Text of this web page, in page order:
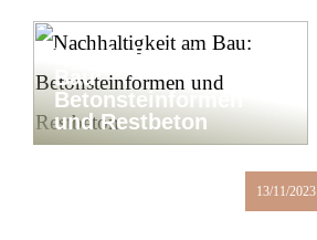
Nachhaltigkeit am
Bau:
Betonsteinformen
und Restbeton
13/11/2023